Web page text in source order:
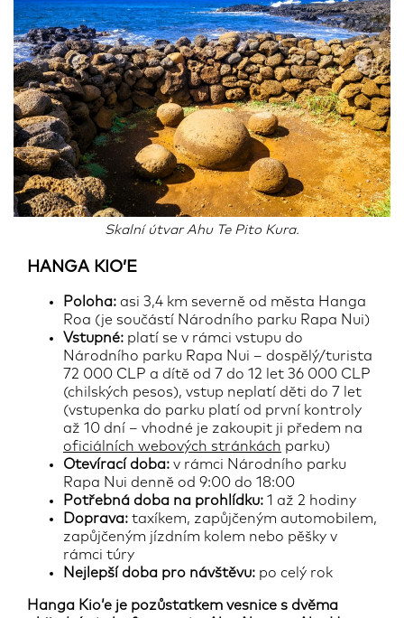
Skalní útvar Ahu Te Pito Kura.
HANGA KIO’E
Poloha: asi 3,4 km severně od města Hanga
Roa (je součástí Národního parku Rapa Nui)
Vstupné: platí se v rámci vstupu do
Národního parku Rapa Nui – dospělý/turista
72 000 CLP a dítě od 7 do 12 let 36 000 CLP
(chilských pesos), vstup neplatí děti do 7 let
(vstupenka do parku platí od první kontroly
až 10 dní – vhodné je zakoupit ji předem na
oficiálních webových stránkách parku)
Otevírací doba: v rámci Národního parku
Rapa Nui denně od 9:00 do 18:00
Potřebná doba na prohlídku: 1 až 2 hodiny
Doprava: taxíkem, zapůjčeným automobilem,
zapůjčeným jízdním kolem nebo pěšky v
rámci túry
Nejlepší doba pro návštěvu: po celý rok
Hanga Kio’e je pozůstatkem vesnice s dvěma